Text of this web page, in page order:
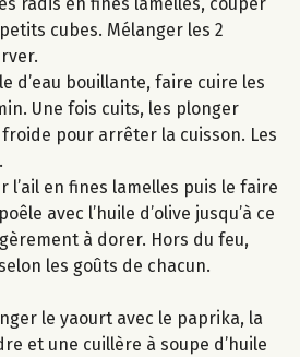
radis en fines lamelles, couper
cubes. Mélanger les 2
d’eau bouillante, faire cuire les
Une fois cuits, les plonger
froide pour arrêter la cuisson. Les
l’ail en fines lamelles puis le faire
avec l’huile d’olive jusqu’à ce
à dorer. Hors du feu,
les goûts de chacun.
le yaourt avec le paprika, la
et une cuillère à soupe d’huile